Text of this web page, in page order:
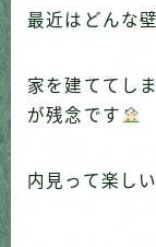
最近はどんな
家を建ててし
が残念です
内見って楽し